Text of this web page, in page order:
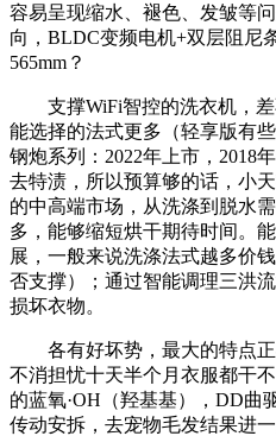
容易呈现缩水、褪色、发皱等
向，BLDC变频电机+双层阻尼
565mm？
支撑WiFi智控的洗衣机，差
能选择的法式更多（轻享版有
钢炮系列：2022年上市，2018
去特渍，所以预算够的话，小
的中高端市场，从洗涤到脱水
多，能够缩短烘干期待时间。
展，一般来说洗涤法式越多价
否支撑）；通过智能调理三洪
损坏衣物。
各有好坏势，最大的特点正
不消担忧十天半个月衣服都干
的蓝氧·OH（羟基基），DD曲
传动安拆，去宠物毛发结果进